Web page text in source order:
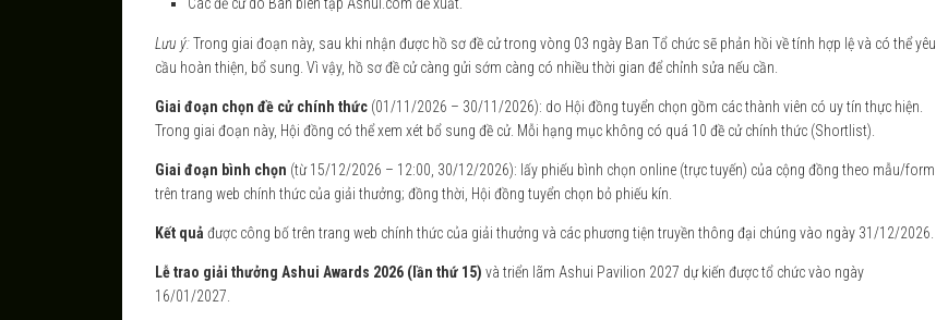
Lưu ý:Trong giai đoạn này, sau khi nhận được hồ sơ đề cử trong vòng 03 ngày Ban Tổ chức sẽ phản hồi về tính hợp lệ và có thể yêu
cầu hoàn thiện, bổ sung. Vì vậy, hồ sơ đề cử càng gửi sớm càng có nhiều thời gian để chỉnh sửa nếu cần.
Giai đoạn chọn đề cử chính thức (01/11/2026 – 30/11/2026): do Hội đồng tuyển chọn gồm các thành viên có uy tín thực hiện.
Trong giai đoạn này, Hội đồng có thể xem xét bổ sung đề cử. Mỗi hạng mục không có quá 10 đề cử chính thức (Shortlist).
Giai đoạn bình chọn (từ 15/12/2026 – 12:00, 30/12/2026): lấy phiếu bình chọn online (trực tuyến) của cộng đồng theo mẫu/form
trên trang web chính thức của giải thưởng; đồng thời, Hội đồng tuyển chọn bỏ phiếu kín.
Kết quả được công bố trên trang web chính thức của giải thưởng và các phương tiện truyền thông đại chúng vào ngày 31/12/2026.
Lễ trao giải thưởng Ashui Awards 2026 (lần thứ 1 5) và triển lãm Ashui Pavilion 2027 dự kiến được tổ chức vào ngày
16/01/2027.